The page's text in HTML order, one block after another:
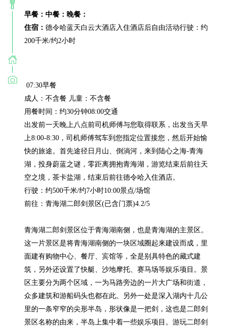
早餐：中餐：晚餐：
住宿：德令哈蓝天白云大酒店入住酒店后自由活动行驶：约
200千米/约2小时
07:30早餐
成人：不含餐 儿童：不含餐
用餐时间：约30分钟08:00交通
出发前一天晚上八点前司机师傅与您取得联系，出发当天早
上8:00-8:30，司机师傅驾车到您指定位置接您，然后开始愉
快的旅途。首先途径日月山、倒淌河，来到陆心之海-青海
湖，投身蔚蓝之谜，零距离拥抱青海湖，游览结束后前往天
空之境，茶卡盐湖，结束后前往德令哈入住酒店。
行驶：约500千米/约7小时10:00景点/场馆
前往：青海湖二郎剑景区(已含门票)4.2/5
青海湖二郎剑景区位于青海湖南侧，也是青海湖的主景区。
这一片景区是将青海湖南侧的一块区域圈起来建设而成，里
面建有购物中心、餐厅、宾馆等，全是别具特色的藏式建
筑，另外还设置了快艇、沙地摩托、赛马场等娱乐项目。景
区主要分为两个区域，一为马路旁边的一片大广场和街道，
众多建筑和游船码头也都在此。另外一处是深入湖内十几公
里的一条窄窄的尖形半岛，形状像是一把剑，这也是二郎剑
景区名称的由来，半岛上集中着一些娱乐项目。游玩二郎剑